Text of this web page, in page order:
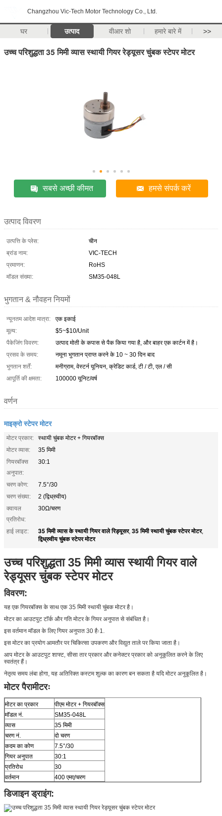
Changzhou Vic-Tech Motor Technology Co., Ltd.
घर उत्पाद वीआर शो हमारे बारे में >>
उच्च परिशुद्धता 35 मिमी व्यास स्थायी गियर रेड्यूसर चुंबक स्टेपर मोटर
सबसे अच्छी कीमत हमसे संपर्क करें
उत्पाद विवरण
उत्पत्ति के प्लेस:
चीन
ब्रांड नाम:
VIC-TECH
प्रमाणन:
RoHS
मॉडल संख्या:
SM35-048L
भुगतान & नौवहन नियमों
न्यूनतम आदेश मात्रा:
एक इकाई
मूल्य:
$5~$10/Unit
पैकेजिंग विवरण:
उत्पाद मोती के कपास से पैक किया गया है, और बाहर एक कार्टन में है।
प्रसव के समय:
नमूना भुगतान प्राप्त करने के 10 ~ 30 दिन बाद
भुगतान शर्तें:
मनीग्राम, वेस्टर्न यूनियन, क्रेडिट कार्ड, टी / टी, एल / सी
आपूर्ति की क्षमता:
100000 यूनिट/वर्ष
वर्णन
माइक्रो स्टेपर मोटर
मोटर प्रकार:
स्थायी चुंबक मोटर + गियरबॉक्स
मोटर व्यास:
35 मिमी
गियरबॉक्स
अनुपात:
30:1
चरण कोण:
7.5°/30
चरण संख्या:
2 (द्विध्रुवीय)
क्वायल
प्रतिरोध:
30Ω/चरण
हाई लाइट: 35 मिमी व्यास के स्थायी गियर वाले रिड्यूसर, 35 मिमी स्थायी चुंबक स्टेपर मोटर,
द्विध्रुवीय चुंबक स्टेपर मोटर
उच्च परिशुद्धता 35 मिमी व्यास स्थायी गियर वाले
रेड्यूसर चुंबक स्टेपर मोटर
विवरण:
यह एक गियरबॉक्स के साथ एक 35 मिमी स्थायी चुंबक मोटर है।
मोटर का आउटपुट टॉर्क और गति मोटर के गियर अनुपात से संबंधित है।
इस वर्तमान मॉडल के लिए गियर अनुपात 30 हैः1.
इस मोटर का प्रयोग आमतौर पर चिकित्सा उपकरण और विद्युत ताले पर किया जाता है।
आप मोटर के आउटपुट शाफ्ट, सीसा तार प्रकार और कनेक्टर प्रकार को अनुकूलित करने के लिए
स्वतंत्र हैं।
नेतृत्व समय लंबा होगा, यह अतिरिक्त कस्टम शुल्क का कारण बन सकता है यदि मोटर अनुकूलित है।
मोटर पैरामीटरः
मोटर का प्रकार
पीएम मोटर + गियरबॉक्स
मॉडल नं.
SM35-048L
व्यास
35 मिमी
चरण नं.
दो चरण
कदम का कोण
7.5°/30
गियर अनुपात
30:1
प्रतिरोध
30
वर्तमान
400 एमए/चरण
डिजाइन ड्राइंग: